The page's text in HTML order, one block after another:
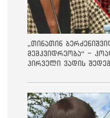
„თინათინ
მემკვიდრეობა“ -
პირველი ვადის